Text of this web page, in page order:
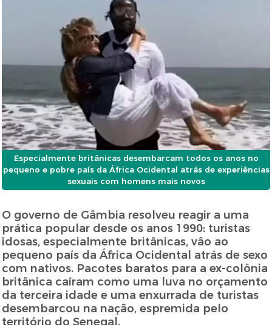
Especialmente britânicas desembarcam todos os anos no
pequeno e pobre país da África Ocidental atrás de experiências
sexuais com homens mais novos
O governo de Gâmbia resolveu reagir a uma
prática popular desde os anos 1990: turistas
idosas, especialmente britânicas, vâo ao
pequeno país da África Ocidental atrás de sexo
com nativos. Pacotes baratos para a ex-colônia
britânica caíram como uma luva no orçamento
da terceira idade e uma enxurrada de turistas
desembarcou na nação, espremida pelo
território do Senegal.